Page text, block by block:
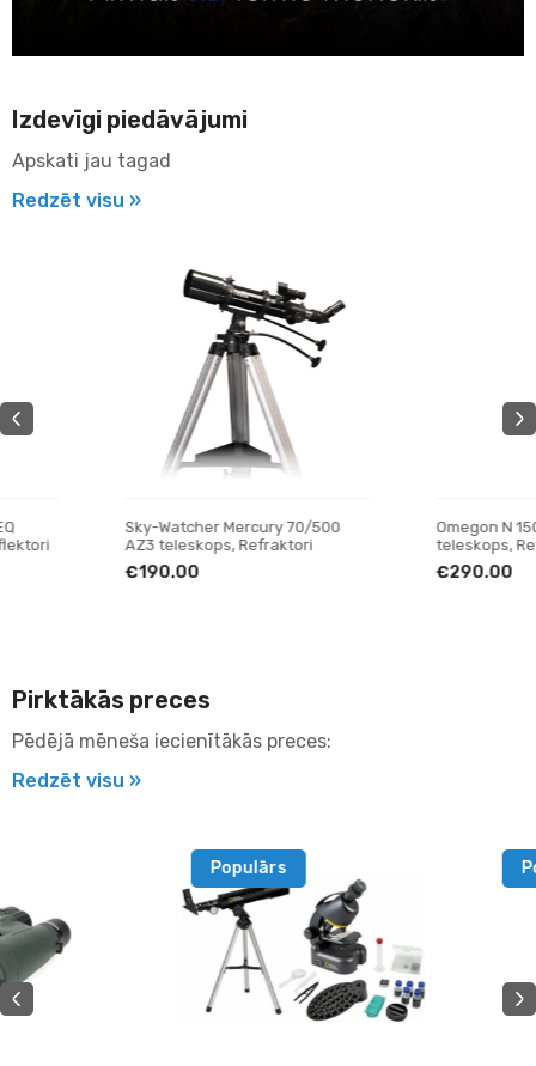
Izdevīgi piedāvājumi
Apskati jau tagad
Redzēt visu »
Sky-Watcher Mercury 70/500
AZ3 teleskops, Refraktori
Omegon N 150/750 EQ- 3
teleskops, Reflektori
Pirktākās preces
Pēdējā mēneša iecienītākās preces:
Redzēt visu »